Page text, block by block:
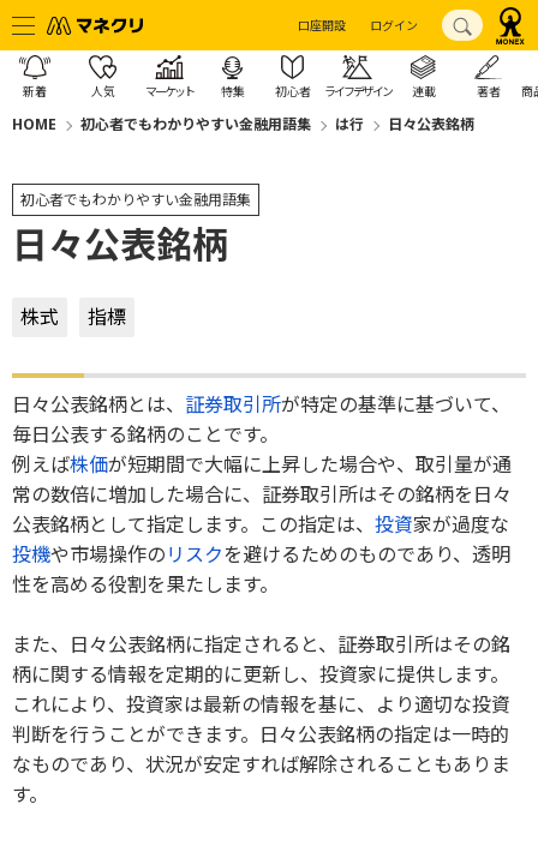
口座開設 ログイン
新着 人気 マーケット 特集 初心者 ライフデザイン 連載 著者 商
HOME 初心者でもわかりやすい金融用語集 は行 日々公表銘柄
初心者でもわかりやすい金融用語集
日々公表銘柄
株式 指標
日々公表銘柄とは、 証券取引所が特定の基準に基づいて、
毎日公表する銘柄のことです。
例えば株価が短期間で大幅に上昇した場合や、取引量が通
常の数倍に増加した場合に、証券取引所はその銘柄を日々
公表銘柄として指定します。この指定は、 投資家が過度な
投機や市場操作のリスクを避けるためのものであり、透明
性を高める役割を果たします。
また、日々公表銘柄に指定されると、証券取引所はその銘
柄に関する情報を定期的に更新し、投資家に提供します。
これにより、投資家は最新の情報を基に、より適切な投資
判断を行うことができます。日々公表銘柄の指定は一時的
なものであり、状況が安定すれば解除されることもありま
す。